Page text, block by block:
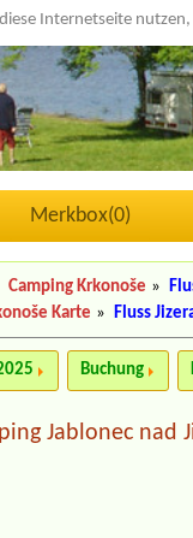
Internetseite
Merkbox(0)
Camping Krkonoše »
Karte » Fluss
Buchung
Jablonec nad